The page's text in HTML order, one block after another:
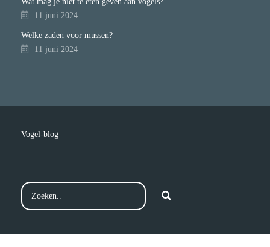
11 juni 2024
Welke zaden voor mussen?
11 juni 2024
Vogel-blog